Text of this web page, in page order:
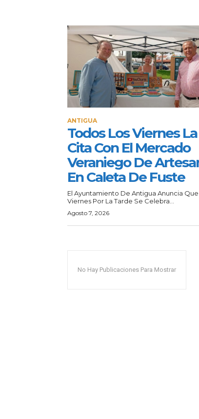
ANTIGUA
Todos Los Viernes
Cita Con El Mercado
Veraniego De
En Caleta De Fuste
El Ayuntamiento De Antigua Anuncia Que
Viernes Por La Tarde Se Celebra...
Agosto 7, 2026
No Hay Publicaciones Para Mostrar